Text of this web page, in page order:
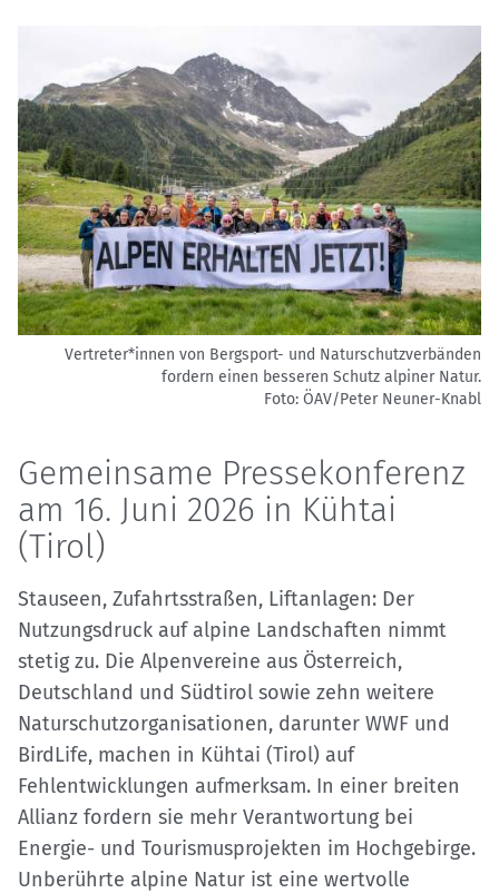
Vertreter*innen von Bergsport- und Naturschutzverbänden
fordern einen besseren Schutz alpiner Natur.
Foto: ÖAV/Peter Neuner-Knabl
Gemeinsame Pressekonferenz
am 16. Juni 2026 in Kühtai
(Tirol)
Stauseen, Zufahrtsstraßen, Liftanlagen: Der
Nutzungsdruck auf alpine Landschaften nimmt
stetig zu. Die Alpenvereine aus Österreich,
Deutschland und Südtirol sowie zehn weitere
Naturschutzorganisationen, darunter WWF und
BirdLife, machen in Kühtai (Tirol) auf
Fehlentwicklungen aufmerksam. In einer breiten
Allianz fordern sie mehr Verantwortung bei
Energie- und Tourismusprojekten im Hochgebirge.
Unberührte alpine Natur ist eine wertvolle